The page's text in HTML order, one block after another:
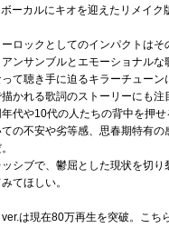
ーカルにキオを迎えたリメイク
ロックとしてのインパクトはそ
ンサンブルとエモーショナルな
て聴き手に迫るキラーチューン
かれる歌詞のストーリーにも注
代や10代の人たちの背中を押
の不安や劣等感、思春期特有の
シブで、鬱屈とした現状を切り
てほしい。
は現在80万再生を突破。こち